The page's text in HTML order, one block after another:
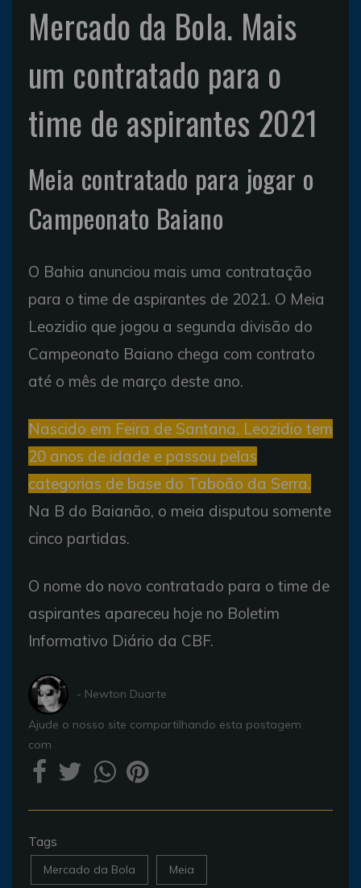
Mercado da Bola. Mais
um contratado para o
time de aspirantes 2021
Meia contratado para jogar o
Campeonato Baiano
O Bahia anunciou mais uma contratação
para o time de aspirantes de 2021. O Meia
Leozidio que jogou a segunda divisão do
Campeonato Baiano chega com contrato
até o mês de março deste ano.
Nascido em Feira de Santana, Leozidio tem
20 anos de idade e passou pelas
categorias de base do Taboão da Serra.
Na B do Baianão, o meia disputou somente
cinco partidas.
O nome do novo contratado para o time de
aspirantes apareceu hoje no Boletim
Informativo Diário da CBF.
- Newton Duarte
Ajude o nosso site compartilhando esta postagem
com
Tags
Mercado da Bola Meia